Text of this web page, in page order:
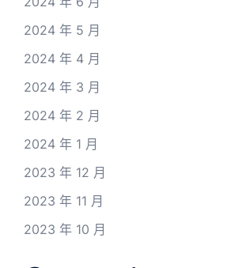
2024 年 5 月
2024 年 4 月
2024 年 3 月
2024 年 2 月
2024 年 1 月
2023 年 12 月
2023 年 11 月
2023 年 10 月